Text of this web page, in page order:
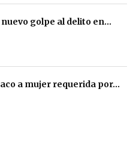
golpe al delito en...
a mujer requerida por...